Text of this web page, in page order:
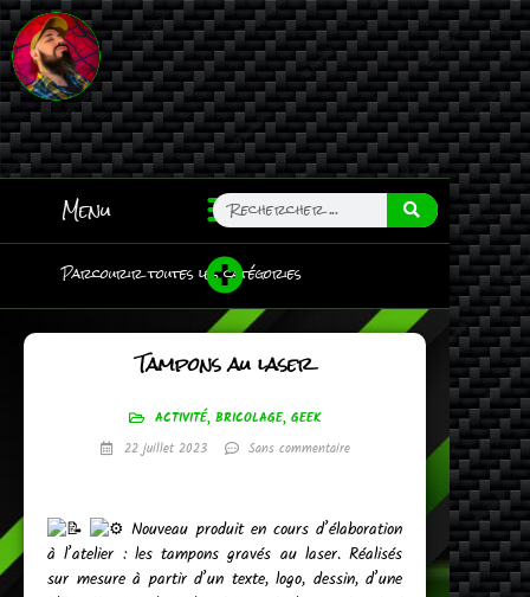
Menu
Parcourir toutes les catégories
Tampons au laser
ACTIVITÉ, BRICOLAGE, GEEK
22 juillet 2023
Sans commentaire
Nouveau produit en cours d’élaboration
à l’atelier : les tampons gravés au laser. Réalisés
sur mesure à partir d’un texte, logo, dessin, d’une